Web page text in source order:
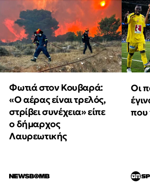
Φωτιά στον Κουβαρά:
«Ο αέρας είναι τρελός,
στρίβει συνέχεια» είπε
ο δήμαρχος
Λαυρεωτικής
Οι
που